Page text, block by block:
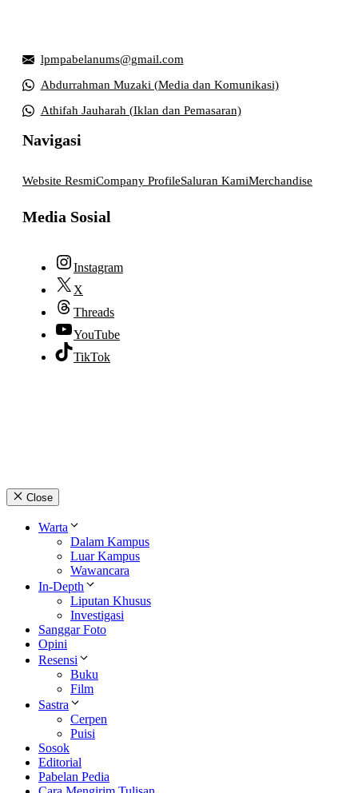
lpmpabelanums@gmail.com
Abdurrahman Muzaki (Media dan Komunikasi)
Athifah Jauharah (Iklan dan Pemasaran)
Navigasi
Website ResmiCompany ProfileSaluran KamiMerchandise
Media Sosial
Instagram
X
Threads
YouTube
TikTok
Close
Warta
Dalam Kampus
Luar Kampus
Wawancara
In-Depth
Liputan Khusus
Investigasi
Sanggar Foto
Opini
Resensi
Buku
Film
Sastra
Cerpen
Puisi
Sosok
Editorial
Pabelan Pedia